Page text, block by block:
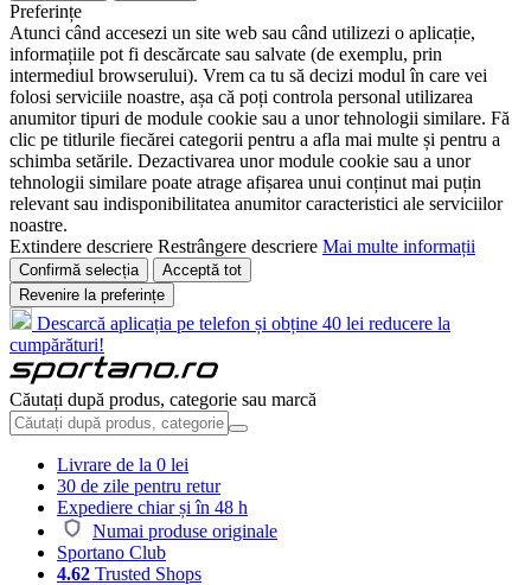
Preferințe
Atunci când accesezi un site web sau când utilizezi o aplicație,
informațiile pot fi descărcate sau salvate (de exemplu, prin
intermediul browserului). Vrem ca tu să decizi modul în care vei
folosi serviciile noastre, așa că poți controla personal utilizarea
anumitor tipuri de module cookie sau a unor tehnologii similare. Fă
clic pe titlurile fiecărei categorii pentru a afla mai multe și pentru a
schimba setările. Dezactivarea unor module cookie sau a unor
tehnologii similare poate atrage afișarea unui conținut mai puțin
relevant sau indisponibilitatea anumitor caracteristici ale serviciilor
noastre.
Extindere descriere Restrângere descriere Mai multe informații
Confirmă selecția
Acceptă tot
Revenire la preferințe
Descarcă aplicația pe telefon și obține 40 lei reducere la
cumpărături!
Căutați după produs, categorie sau marcă
Livrare de la 0 lei
30 de zile pentru retur
Expediere chiar și în 48 h
Numai produse originale
Sportano Club
4.62 Trusted Shops